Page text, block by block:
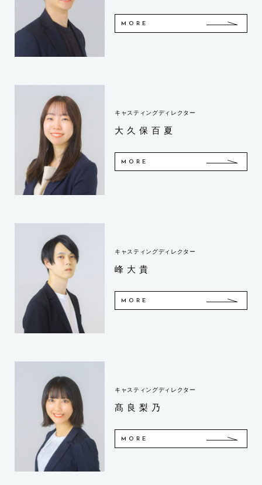
MORE
キャスティングディレクター
大久保百夏
MORE
キャスティングディレクター
峰大貴
MORE
キャスティングディレクター
髙良梨乃
MORE